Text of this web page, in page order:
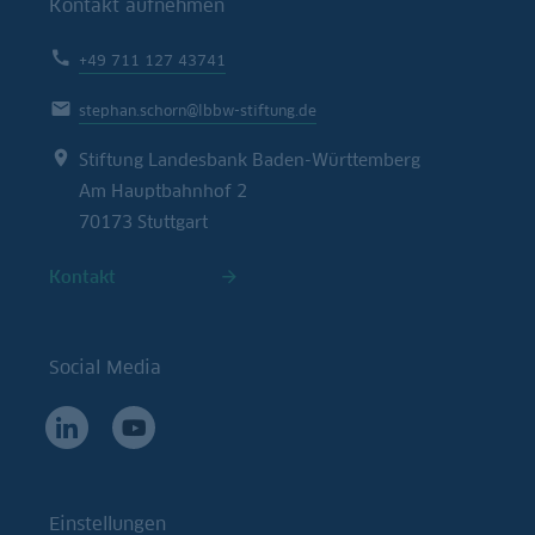
Kontakt aufnehmen
+49 711 127 43741
stephan.schorn@lbbw-stiftung.de
Stiftung Landesbank Baden-Württemberg
Am Hauptbahnhof 2
70173 Stuttgart
Kontakt
Social Media
Einstellungen